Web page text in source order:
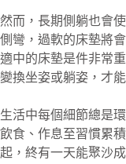
然而，長期側躺也會
側彎，過軟的床墊將
適中的床墊是件非常
變換坐姿或躺姿，才
生活中每個細節總是
飲食、作息至習慣累
起，終有一天能聚沙